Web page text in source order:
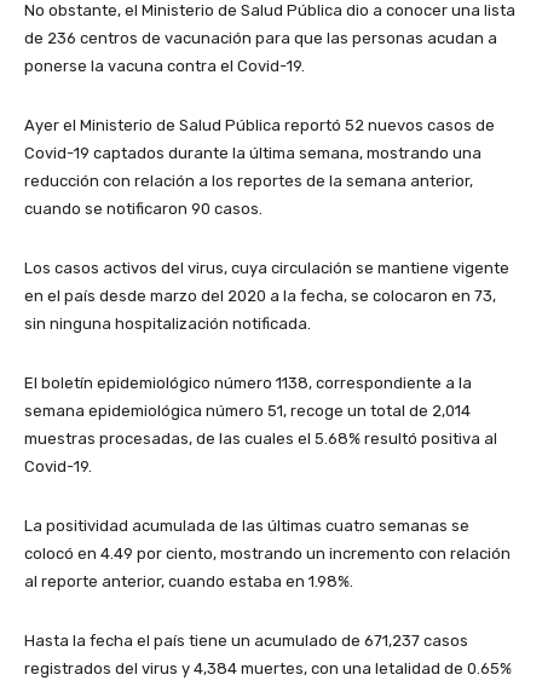
No obstante, el Ministerio de Salud Pública dio a conocer una lista
de 236 centros de vacunación para que las personas acudan a
ponerse la vacuna contra el Covid-19.
Ayer el Ministerio de Salud Pública reportó 52 nuevos casos de
Covid-19 captados durante la última semana, mostrando una
reducción con relación a los reportes de la semana anterior,
cuando se notificaron 90 casos.
Los casos activos del virus, cuya circulación se mantiene vigente
en el país desde marzo del 2020 a la fecha, se colocaron en 73,
sin ninguna hospitalización notificada.
El boletín epidemiológico número 1138, correspondiente a la
semana epidemiológica número 51, recoge un total de 2,014
muestras procesadas, de las cuales el 5.68% resultó positiva al
Covid-19.
La positividad acumulada de las últimas cuatro semanas se
colocó en 4.49 por ciento, mostrando un incremento con relación
al reporte anterior, cuando estaba en 1.98%.
Hasta la fecha el país tiene un acumulado de 671,237 casos
registrados del virus y 4,384 muertes, con una letalidad de 0.65%